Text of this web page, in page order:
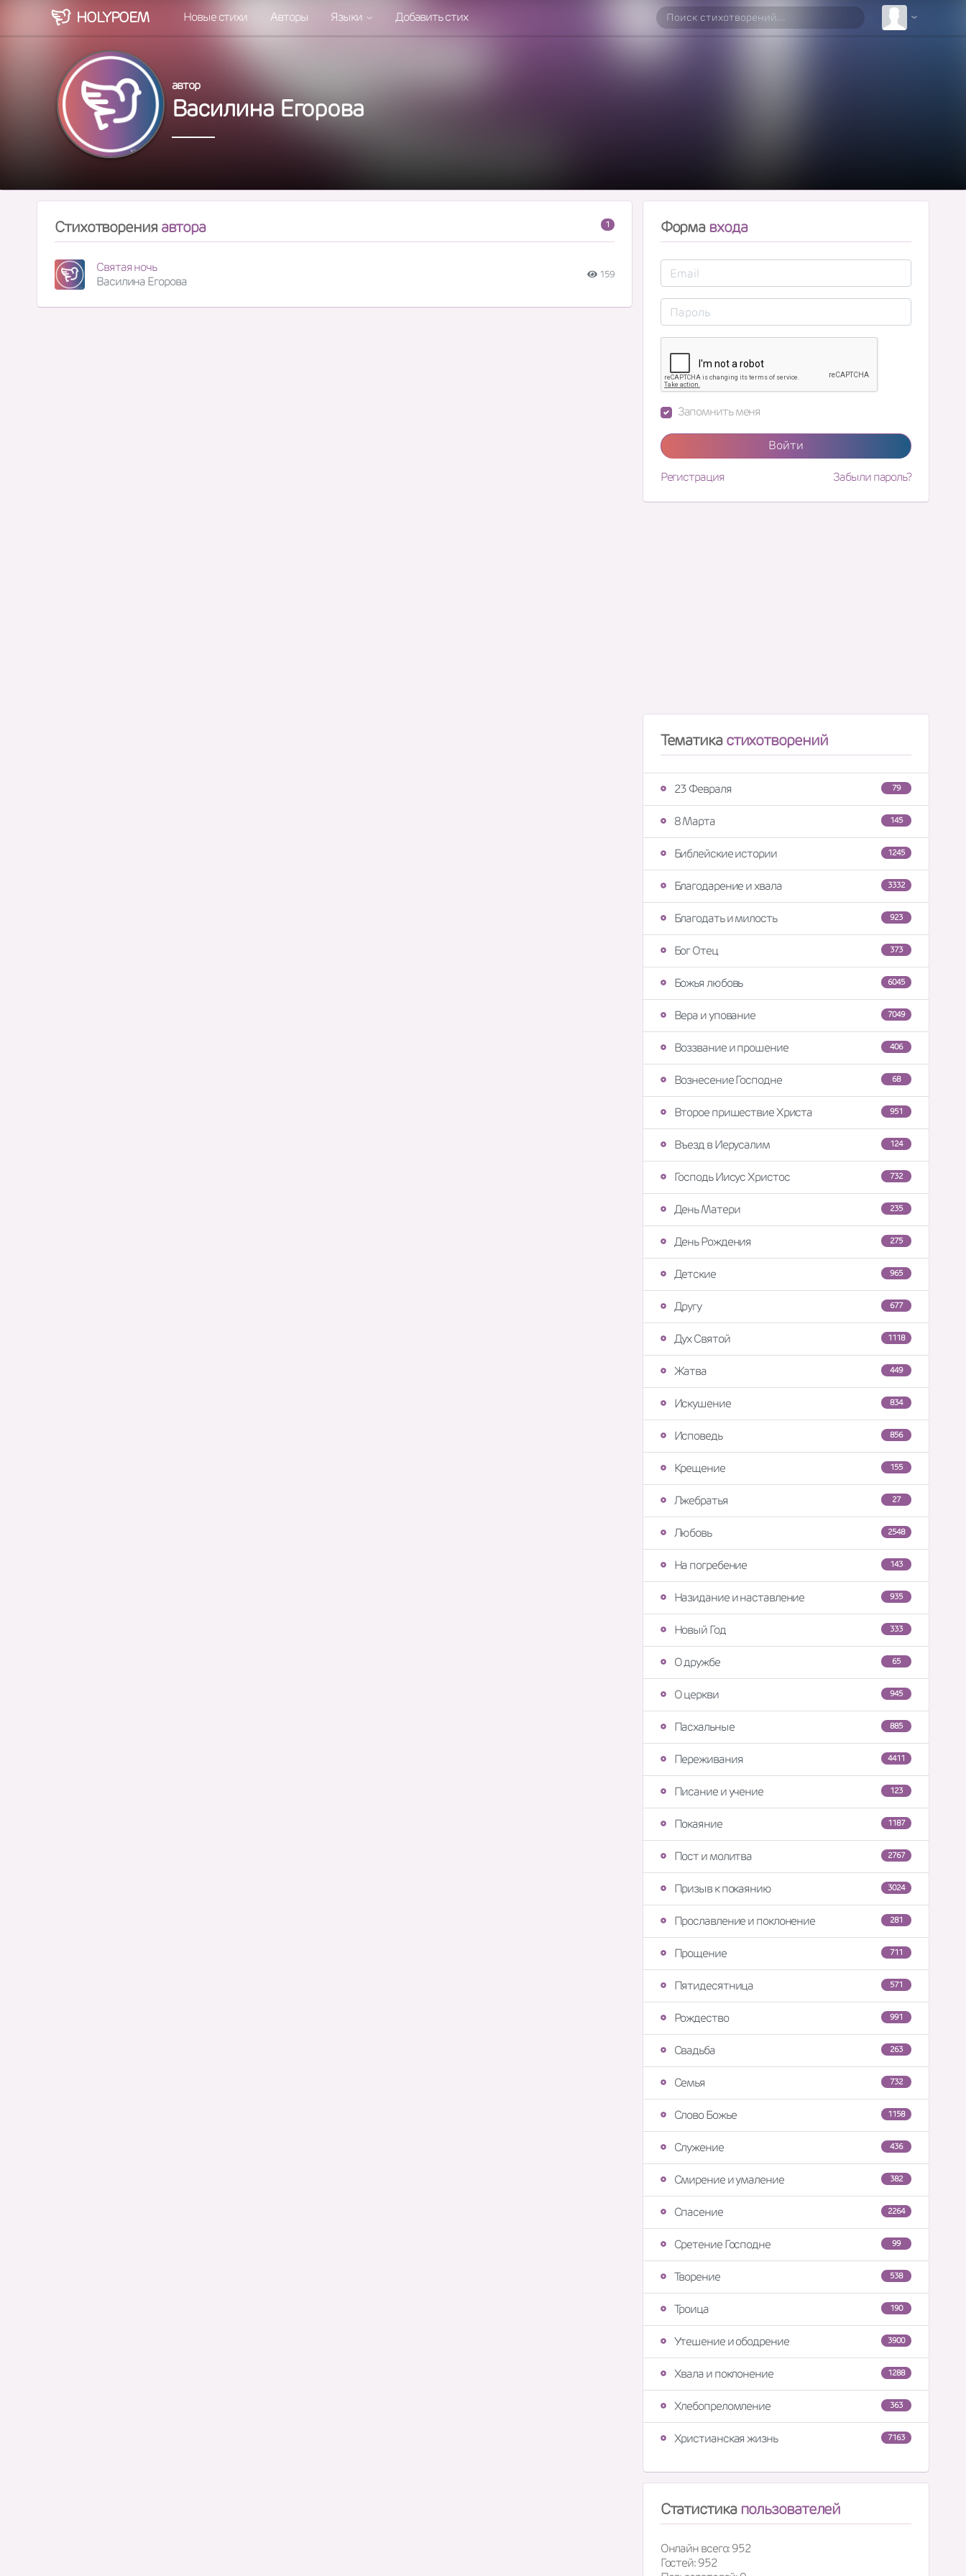
HOLYPOEM Новые стихи Авторы Языки Добавить стих
автор
Василина Егорова
Стихотворения автора 1
Святая ночь
Василина Егорова
159
Форма входа
Запомнить меня
Войти
Регистрация Забыли пароль?
Тематикастихотворений
79
23 Февраля
145
8 Марта
1245
Библейские истории
3332
Благодарение и хвала
923
Благодать и милость
373
Бог Отец
6045
Божья любовь
7049
Вера и упование
406
Воззвание и прошение
68
Вознесение Господне
951
Второе пришествие Христа
124
Въезд в Иерусалим
732
Господь Иисус Христос
235
День Матери
275
День Рождения
965
Детские
677
Другу
1118
Дух Святой
449
Жатва
834
Искушение
856
Исповедь
155
Крещение
27
Лжебратья
2548
Любовь
143
На погребение
935
Назидание и наставление
333
Новый Год
65
О дружбе
945
О церкви
885
Пасхальные
4411
Переживания
123
Писание и учение
1187
Покаяние
2767
Пост и молитва
3024
Призыв к покаянию
281
Прославление и поклонение
711
Прощение
571
Пятидесятница
991
Рождество
263
Свадьба
732
Семья
1158
Слово Божье
436
Служение
382
Смирение и умаление
2264
Спасение
99
Сретение Господне
538
Творение
190
Троица
3900
Утешение и ободрение
1288
Хвала и поклонение
363
Хлебопреломление
7163
Христианская жизнь
Статистика пользователей
Онлайн всего: 952
Гостей: 952